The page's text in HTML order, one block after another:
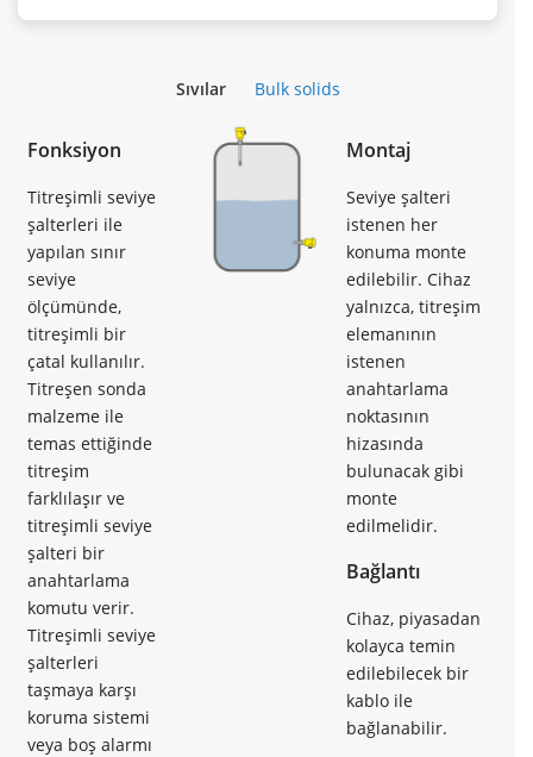
Sıvılar Bulk solids
Fonksiyon
Titreşimli seviye
şalterleri ile
yapılan sınır
seviye
ölçümünde,
titreşimli bir
çatal kullanılır.
Titreşen sonda
malzeme ile
temas ettiğinde
titreşim
farklılaşır ve
titreşimli seviye
şalteri bir
anahtarlama
komutu verir.
Titreşimli seviye
şalterleri
taşmaya karşı
koruma sistemi
veya boş alarmı
Montaj
Seviye şalteri
istenen her
konuma monte
edilebilir. Cihaz
yalnızca, titreşim
elemanının
istenen
anahtarlama
noktasının
hizasında
bulunacak gibi
monte
edilmelidir.
Bağlantı
Cihaz, piyasadan
kolayca temin
edilebilecek bir
kablo ile
bağlanabilir.